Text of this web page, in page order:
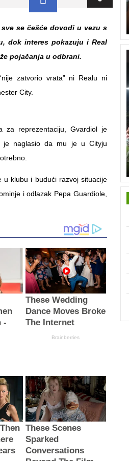
se češće dovodi u vezu s
dok interes pokazuju i Real
pojačanja u odbrani.
zatvorio vrata” ni Realu ni
City.
za reprezentaciju, Gvardiol je
je naglasio da mu je u Cityju
u klubu i budući razvoj situacije
i odlazak Pepa Guardiole,